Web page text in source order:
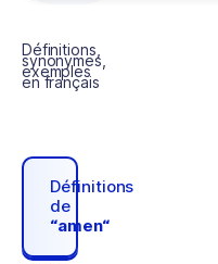
Définitions,
synonymes,
exemples
en français
Définitions
de
“amen“